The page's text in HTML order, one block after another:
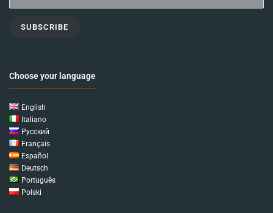
SUBSCRIBE
Choose your language
English
Italiano
Русский
Français
Español
Deutsch
Português
Polski